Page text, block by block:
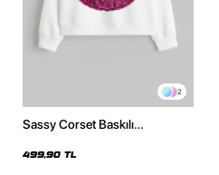
2
Sassy Corset Baskılı
Beyaz Sweatshirt
499,90 TL